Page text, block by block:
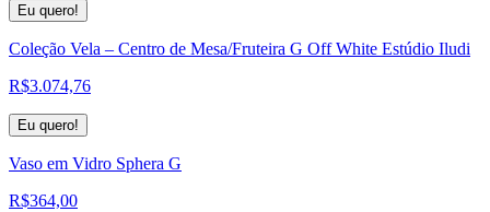
Eu quero!
Coleção Vela – Centro de Mesa/Fruteira G Off White Estúdio Iludi
R$3.074,76
Eu quero!
Vaso em Vidro Sphera G
R$364,00